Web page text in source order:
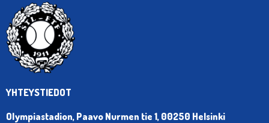
YHTEYSTIEDOT
Olympiastadion, Paavo Nurmen tie 1, 00250 Helsinki